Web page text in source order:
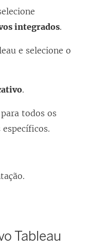
integrados.
e selecione o
.
todos os
Tableau